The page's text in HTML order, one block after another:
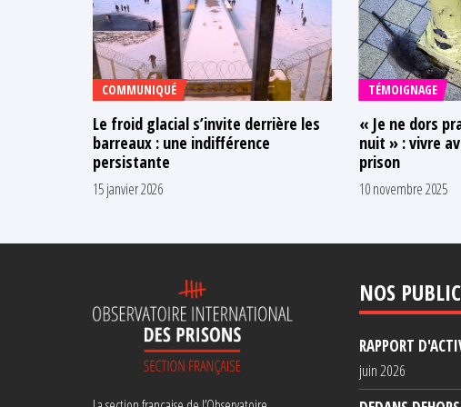
COMMUNIQUÉ
Le froid glacial s’invite derrière les
barreaux : une indifférence
persistante
15 janvier 2026
TÉMOIGNAGE
« Je ne dors
nuit » : vivre
prison
10 novembre 2025
NOS
RAPPORT
juin 2026